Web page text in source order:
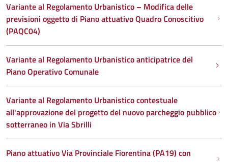
Variante al Regolamento Urbanistico – Modifica delle
previsioni oggetto di Piano attuativo Quadro Conoscitivo
(PAQC04)
Variante al Regolamento Urbanistico anticipatrice del
Piano Operativo Comunale
Variante al Regolamento Urbanistico contestuale
all'approvazione del progetto del nuovo parcheggio pubblico
sotterraneo in Via Sbrilli
Piano attuativo Via Provinciale Fiorentina (PA19) con